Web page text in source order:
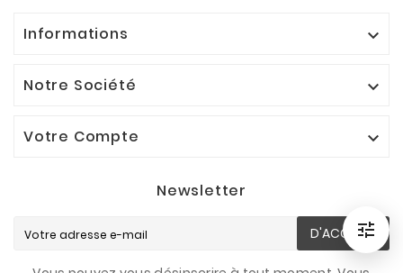
Informations 
Notre Société 
Votre Compte 
Newsletter
D'ACCORD
Filtrer